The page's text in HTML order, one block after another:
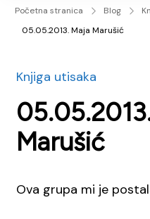
Početna stranica Blog
05.05.2013. Maja Marušić
Knjiga utisaka
Marušić
Ova grupa mi je